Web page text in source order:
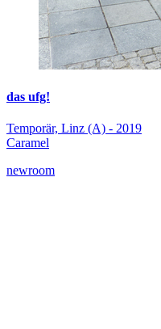
das ufg!
Temporär, Linz (A) - 2019
Caramel
newroom